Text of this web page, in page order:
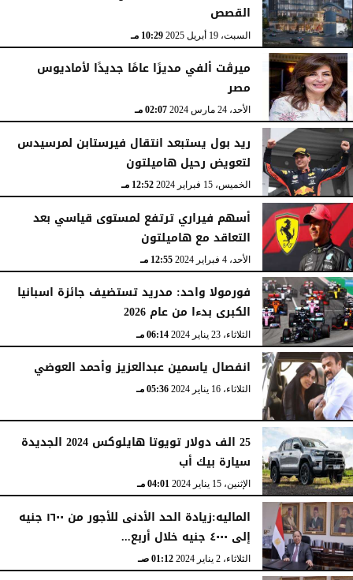
القصص
السبت، 19 أبريل 2025 10:29 مـ
ميرڨت ألفي مديرًا عامًا جديدًا لأماديوس
مصر
الأحد، 24 مارس 2024 02:07 مـ
ريد بول يستبعد انتقال فيرستابن لمرسيدس
لتعويض رحيل هاميلتون
الخميس، 15 فبراير 2024 12:52 مـ
أسهم فيراري ترتفع لمستوى قياسي بعد
التعاقد مع هاميلتون
الأحد، 4 فبراير 2024 12:55 مـ
فورمولا واحد: مدريد تستضيف جائزة اسبانيا
الكبرى بدءا من عام 2026
الثلاثاء، 23 يناير 2024 06:14 مـ
انفصال ياسمين عبدالعزيز وأحمد العوضي
الثلاثاء، 16 يناير 2024 05:36 مـ
25 الف دولار تويوتا هايلوكس 2024 الجديدة
سيارة بيك أب
الإثنين، 15 يناير 2024 04:01 مـ
الماليه:زيادة الحد الأدنى للأجور من ١٦٠٠ جنيه
إلى ٤٠٠٠ جنيه خلال أربع...
الثلاثاء، 2 يناير 2024 01:12 صـ